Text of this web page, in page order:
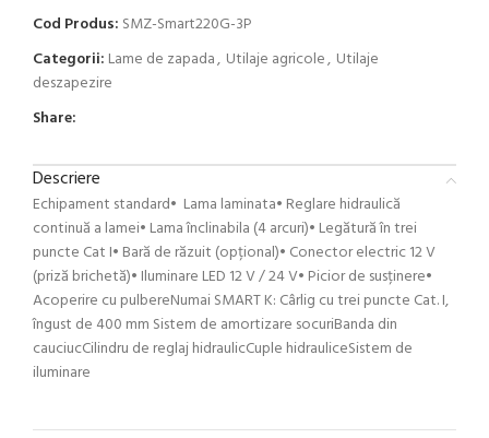
Cod Produs: SMZ-Smart220G-3P
Categorii: Lame de zapada, Utilaje agricole, Utilaje
deszapezire
Share:
Descriere
Echipament standard• Lama laminata• Reglare hidraulică
continuă a lamei• Lama înclinabila (4 arcuri)• Legătură în trei
puncte Cat I• Bară de răzuit (opțional)• Conector electric 12 V
(priză brichetă)• Iluminare LED 12 V / 24 V• Picior de susținere•
Acoperire cu pulbereNumai SMART K: Cârlig cu trei puncte Cat. I,
îngust de 400 mm Sistem de amortizare socuriBanda din
cauciucCilindru de reglaj hidraulicCuple hidrauliceSistem de
iluminare